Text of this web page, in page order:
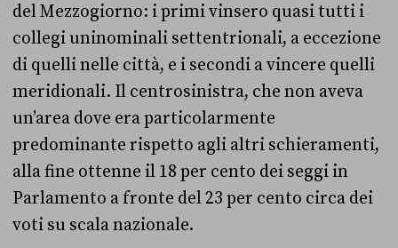
del Mezzogiorno: i primi vinsero quasi tutti i
collegi uninominali settentrionali, a eccezione
di quelli nelle città, e i secondi a vincere quelli
meridionali. Il centrosinistra, che non aveva
un’area dove era particolarmente
predominante rispetto agli altri schieramenti,
alla fine ottenne il 18 per cento dei seggi in
Parlamento a fronte del 23 per cento circa dei
voti su scala nazionale.